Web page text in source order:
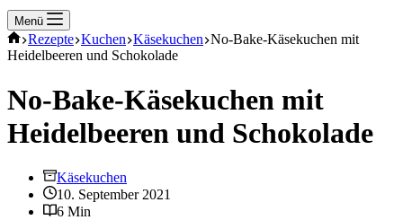
Menü
Start
Rezepte Kuchen Käsekuchen No-Bake-Käsekuchen mit
Heidelbeeren und Schokolade
No-Bake-Käsekuchen mit
Heidelbeeren und Schokolade
Käsekuchen
10. September 2021
6 Min